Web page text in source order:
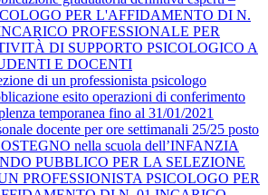
PER L'AFFIDAMENTO DI N.
PROFESSIONALE PER
DI SUPPORTO PSICOLOGICO A
E DOCENTI
di un professionista psicologo
esito operazioni di conferimento
temporanea fino al 31/01/2021
docente per ore settimanali 25/25 posto
nella scuola dell’INFANZIA
PUBBLICO PER LA SELEZIONE
PROFESSIONISTA PSICOLOGO PER